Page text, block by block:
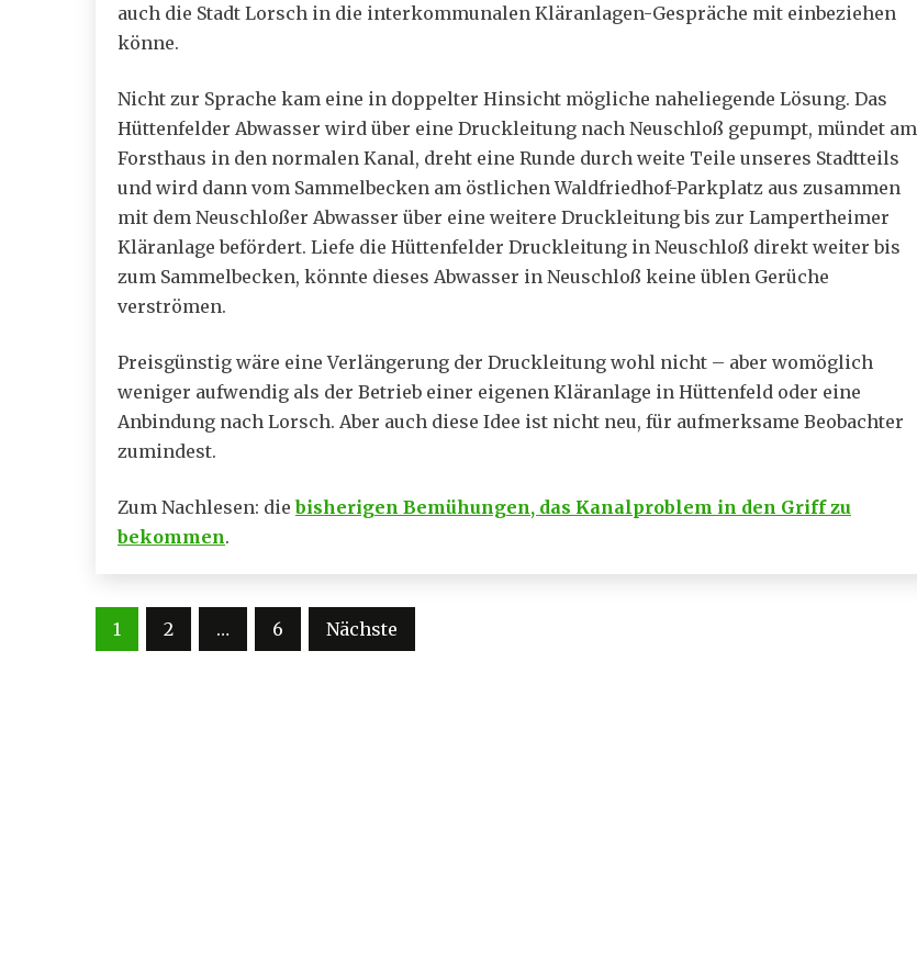
auch die Stadt Lorsch in die interkommunalen Kläranlagen-Gespräche mit einbeziehen
könne.
Nicht zur Sprache kam eine in doppelter Hinsicht mögliche naheliegende Lösung. Das
Hüttenfelder Abwasser wird über eine Druckleitung nach Neuschloß gepumpt, mündet am
Forsthaus in den normalen Kanal, dreht eine Runde durch weite Teile unseres Stadtteils
und wird dann vom Sammelbecken am östlichen Waldfriedhof-Parkplatz aus zusammen
mit dem Neuschloßer Abwasser über eine weitere Druckleitung bis zur Lampertheimer
Kläranlage befördert. Liefe die Hüttenfelder Druckleitung in Neuschloß direkt weiter bis
zum Sammelbecken, könnte dieses Abwasser in Neuschloß keine üblen Gerüche
verströmen.
Preisgünstig wäre eine Verlängerung der Druckleitung wohl nicht – aber womöglich
weniger aufwendig als der Betrieb einer eigenen Kläranlage in Hüttenfeld oder eine
Anbindung nach Lorsch. Aber auch diese Idee ist nicht neu, für aufmerksame Beobachter
zumindest.
Zum Nachlesen: diebisherigen Bemühungen, das Kanalproblem in den Griff zu
bekommen.
Seitennummerierung
1 2 … 6 Nächste